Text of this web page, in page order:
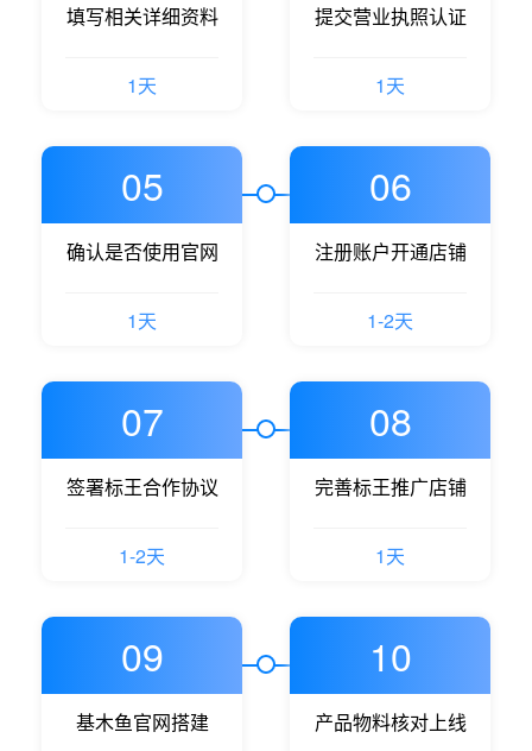
填写相关详细资料
1天
提交营业执照认证
1天
05
确认是否使用官网
1天
06
注册账户开通店铺
1-2天
07
签署标王合作协议
1-2天
08
完善标王推广店铺
1天
09
基木鱼官网搭建
10
产品物料核对上线